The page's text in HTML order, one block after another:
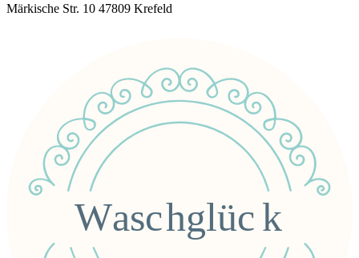
Märkische Str. 10 47809 Krefeld